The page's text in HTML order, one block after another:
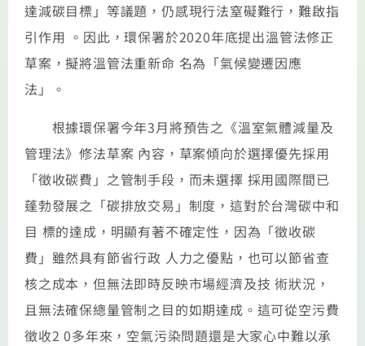
達減碳目標」等議題，仍感現行法窒礙難行，難啟指
引作用 。因此，環保署於2020年底提出溫管法修正
草案，擬將溫管法重新命 名為「氣候變遷因應
法」。
根據環保署今年3月將預告之《溫室氣體減量及
管理法》修法草案 內容，草案傾向於選擇優先採用
「徵收碳費」之管制手段，而未選擇 採用國際間已
蓬勃發展之「碳排放交易」制度，這對於台灣碳中和
目 標的達成，明顯有著不確定性，因為「徵收碳
費」雖然具有節省行政 人力之優點，也可以節省查
核之成本，但無法即時反映市場經濟及技 術狀況，
且無法確保總量管制之目的如期達成。這可從空污費
徵收2 0多年來，空氣污染問題還是大家心中難以承